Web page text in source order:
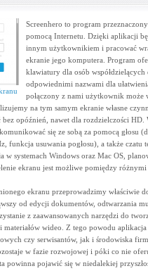
Screenhero to program
pomocą Internetu. Dzięki aplikacji
innym użytkownikiem i pracować
ekranie jego komputera. Program
klawiatury dla osób
odpowiednimi nazwami dla
połączony z nami użytkownik może
na tym samym ekranie własne
opóźnień, nawet dla rozdzielczości HD.
się ze sobą za pomocą głosu
funkcja usuwania pogłosu), a także czatu
w systemach Windows oraz Mac OS,
ekranu jest możliwe pomiędzy różnymi
ekranu przeprowadzimy właściwie
od edycji dokumentów, odtwarzania
z zaawansowanych narzędzi do
wideo. Z tego powodu
czy serwisantów, jak i środowiska
w fazie rozwojowej i póki co nie
powinna pojawić się w niedalekiej